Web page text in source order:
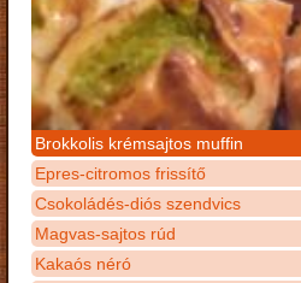
Brokkolis krémsajtos muffin
Epres-citromos frissítő
Csokoládés-diós szendvics
Magvas-sajtos rúd
Kakaós néró